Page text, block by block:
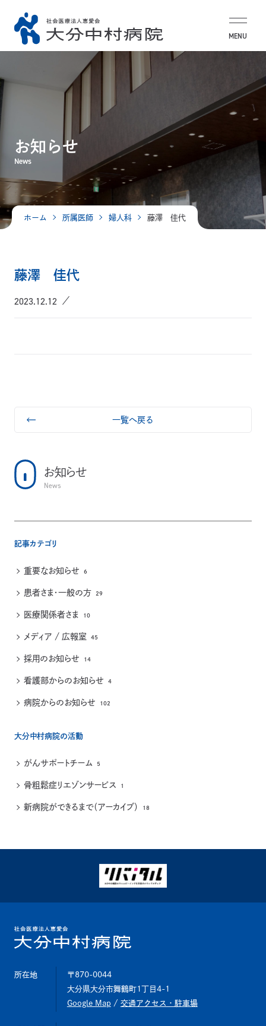
MENU
お知らせ
News
ホーム 所属医師 婦人科 藤澤 佳代
藤澤 佳代
2023.12.12
一覧へ戻る
お知らせ
News
記事カテゴリ
重要なお知らせ 6
患者さま・一般の方 29
医療関係者さま 10
メディア / 広報室 45
採用のお知らせ 14
看護部からのお知らせ 4
病院からのお知らせ 102
大分中村病院の活動
がんサポートチーム 5
骨粗鬆症リエゾンサービス 1
新病院ができるまで（アーカイブ） 18
所在地
〒870-0044
大分県大分市舞鶴町1丁目4-1
Google Map / 交通アクセス・駐車場